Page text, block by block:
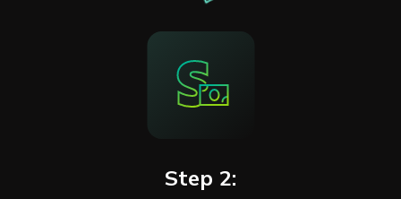
Step 2: